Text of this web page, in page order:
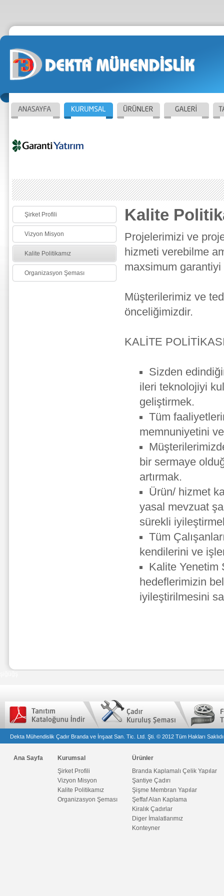
Şirket Profili
Vizyon Misyon
Kalite Politikamız
Organizasyon Şeması
Kalite
Projelerimizi ve
hizmeti verebilme
maxsimum
Müşterilerimiz ve
önceliğimizdir.
KALİTE
Sizden
ileri teknolojiyi
geliştirmek.
Tüm
memnuniyetini
bir sermaye
artırmak.
Ürün/ hizmet
yasal mevzuat
sürekli
Tüm
kendilerini ve
Kalite Yenetim
hedeflerimizin
iyileştirilmesini
Dekta Mühendislik Çadır Branda ve İnşaat San. Tic. Ltd. Şti. © 2012 Tüm Hakları
Ana Sayfa
Kurumsal
Şirket Profili
Vizyon Misyon
Kalite Politikamız
Organizasyon Şeması
Ürünler
Branda Kaplamalı Çelik Yapılar
Şantiye Çadırı
Şişme Membran Yapılar
Şeffaf Alan Kaplama
Kiralık Çadırlar
Diger İmalatlarımız
Konteyner